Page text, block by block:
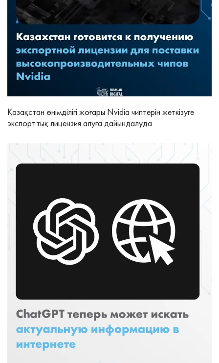
Қазақстан өнімділігі жоғары Nvidia чиптерін жеткізуге
экспорттық лицензия алуға дайындалуда